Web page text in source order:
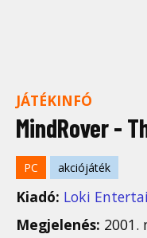
JÁTÉKINFÓ
MindRover -
PC akciójáték
Kiadó: Loki
Megjelenés: 2001.